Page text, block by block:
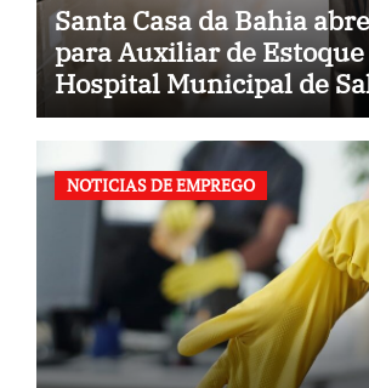
Santa Casa da Bahia
para Auxiliar de Estoque
Hospital Municipal de
(BA)
NOTICIAS DE EMPREGO